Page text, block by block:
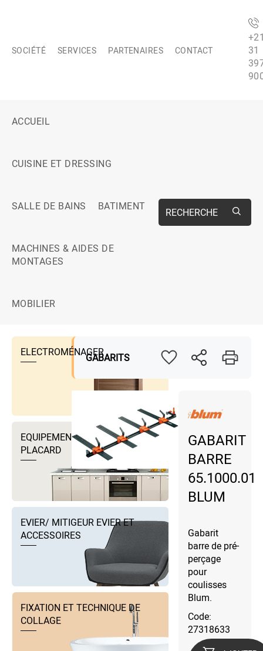
SOCIÉTÉ SERVICES PARTENAIRES CONTACT
31
ACCUEIL
CUISINE ET DRESSING
SALLE DE BAINS BATIMENT
MACHINES & AIDES DE
MONTAGES
MOBILIER
RECHERCHE
ELECTROMÉNAGER
EQUIPEMENTS DRESSING ET
PLACARD
EVIER/ MITIGEUR EVIER ET
ACCESSOIRES
FIXATION ET TECHNIQUE DE
COLLAGE
GABARITS
GABARIT
BARRE
65.1000.01
BLUM
Gabarit
barre de pré-
perçage
pour
coulisses
Blum.
Code:
27318633